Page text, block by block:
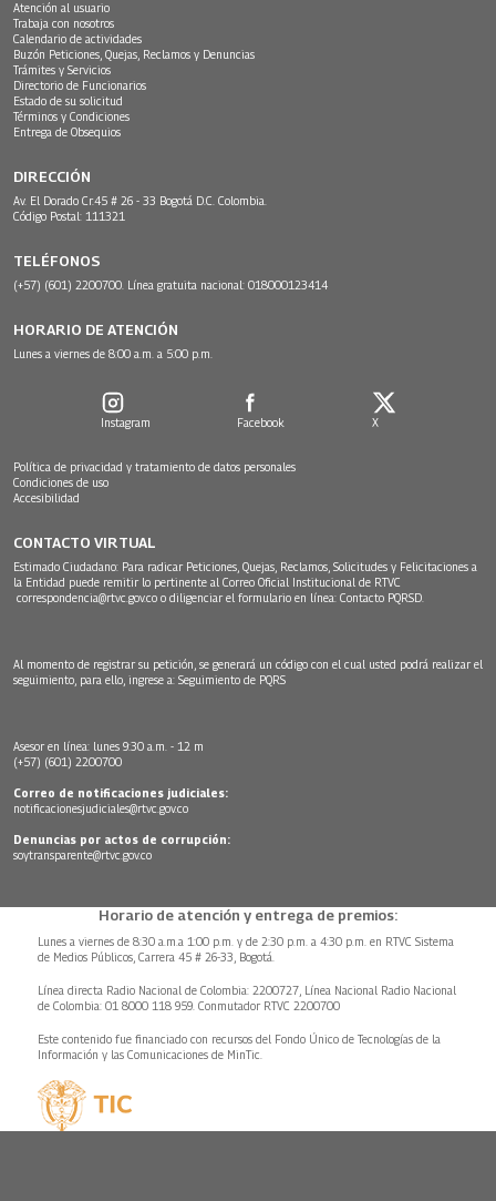
Atención al usuario
Trabaja con nosotros
Calendario de actividades
Buzón Peticiones, Quejas, Reclamos y Denuncias
Trámites y Servicios
Directorio de Funcionarios
Estado de su solicitud
Términos y Condiciones
Entrega de Obsequios
DIRECCIÓN
Av. El Dorado Cr.45 # 26 - 33 Bogotá D.C. Colombia.
Código Postal: 111321
TELÉFONOS
(+57) (601) 2200700. Línea gratuita nacional: 018000123414
HORARIO DE ATENCIÓN
Lunes a viernes de 8:00 a.m. a 5:00 p.m.
Instagram Facebook X
Política de privacidad y tratamiento de datos personales
Condiciones de uso
Accesibilidad
CONTACTO VIRTUAL
Estimado Ciudadano: Para radicar Peticiones, Quejas, Reclamos, Solicitudes y Felicitaciones a
la Entidad puede remitir lo pertinente al Correo Oficial Institucional de RTVC
correspondencia@rtvc.gov.co o diligenciar el formulario en línea: Contacto PQRSD.
Al momento de registrar su petición, se generará un código con el cual usted podrá realizar el
seguimiento, para ello, ingrese a: Seguimiento de PQRS
Asesor en línea: lunes 9:30 a.m. - 12 m
(+57) (601) 2200700
Correo de notificaciones judiciales:
notificacionesjudiciales@rtvc.gov.co
Denuncias por actos de corrupción:
soytransparente@rtvc.gov.co
Horario de atención y entrega de premios:
Lunes a viernes de 8:30 a.m.a 1:00 p.m. y de 2:30 p.m. a 4:30 p.m. en RTVC Sistema
de Medios Públicos, Carrera 45 # 26-33, Bogotá.
Línea directa Radio Nacional de Colombia: 2200727, Línea Nacional Radio Nacional
de Colombia: 01 8000 118 959. Conmutador RTVC 2200700
Este contenido fue financiado con recursos del Fondo Único de Tecnologías de la
Información y las Comunicaciones de MinTic.